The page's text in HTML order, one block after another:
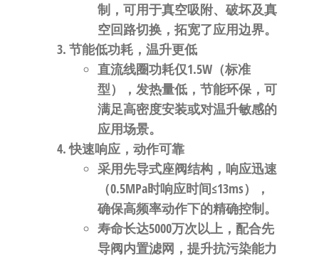
制，可用于真空吸附、破坏及真
空回路切换，拓宽了应用边界。
节能低功耗，温升更低
直流线圈功耗仅1.5W（标准
型）
，发热量低，节能环保，可
满足高密度安装或对温升敏感的
应用场景。
快速响应，动作可靠
采用先导式座阀结构，响应迅速
（0.5MPa时响应时间≤13ms），
确保高频率动作下的精确控制 。
寿命长达5000万次以上，配合先
导阀内置滤网，提升抗污染能力